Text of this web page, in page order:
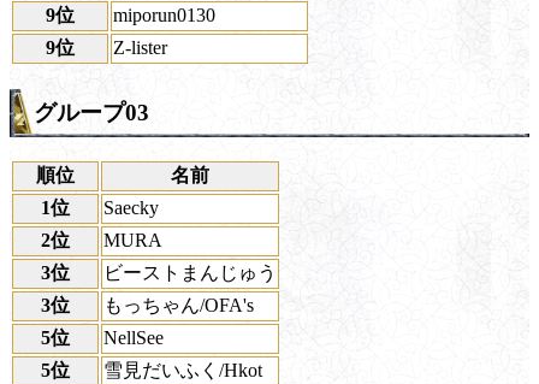
9位
miporun0130
9位
Z-lister
グループ03
順位
名前
1位
Saecky
2位
MURA
3位
ビーストまんじゅう
3位
もっちゃん/OFA's
5位
NellSee
5位
雪見だいふく/Hkot